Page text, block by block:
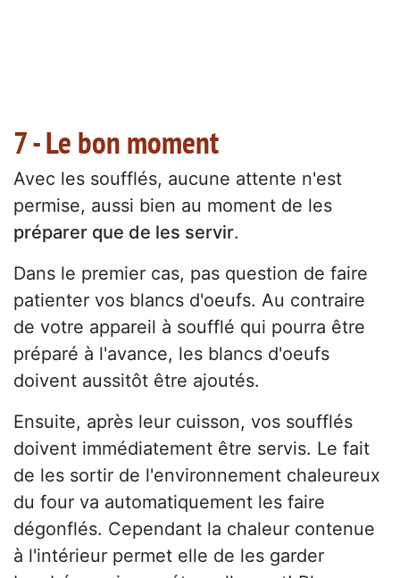
7 - Le bon moment
Avec les soufflés, aucune attente n'est
permise, aussi bien au moment de les
préparer que de les servir.
Dans le premier cas, pas question de faire
patienter vos blancs d'oeufs. Au contraire
de votre appareil à soufflé qui pourra être
préparé à l'avance, les blancs d'oeufs
doivent aussitôt être ajoutés.
Ensuite, après leur cuisson, vos soufflés
doivent immédiatement être servis. Le fait
de les sortir de l'environnement chaleureux
du four va automatiquement les faire
dégonflés. Cependant la chaleur contenue
à l'intérieur permet elle de les garder